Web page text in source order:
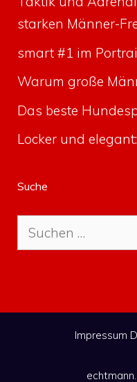
starken Männer-
smart #1 im
Warum große
Das beste
Locker und
Suche
Suche
nach:
Impressum